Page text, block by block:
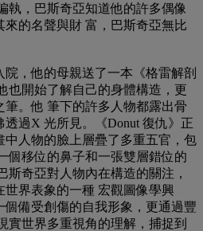
執，巴斯奇亞知道他的許多偶像
的名聲與財 富，巴斯奇亞無比
，他的母親送了一本《格雷解剖
也開始了解自己的身體構造，更
。他 筆下的許多人物都露出骨
過X 光所見。《Donut 復仇》正
中人物的臉上層疊了多重五官，包
個移位的鼻子和一張雙層錯位的
斯奇亞對人物內在構造的關注，
界表象的一種 宏觀圖像學興
備受創傷的自我形象，更通過豐
實世界多重視角的理解，捕捉到